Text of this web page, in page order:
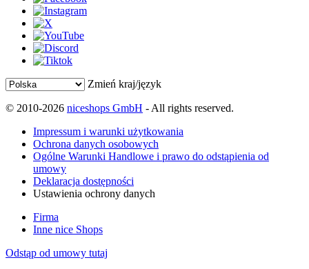
Zmień kraj/język
© 2010-2026 niceshops GmbH - All rights reserved.
Impressum i warunki użytkowania
Ochrona danych osobowych
Ogólne Warunki Handlowe i prawo do odstąpienia od
umowy
Deklaracja dostępności
Ustawienia ochrony danych
Firma
Inne nice Shops
Odstąp od umowy tutaj